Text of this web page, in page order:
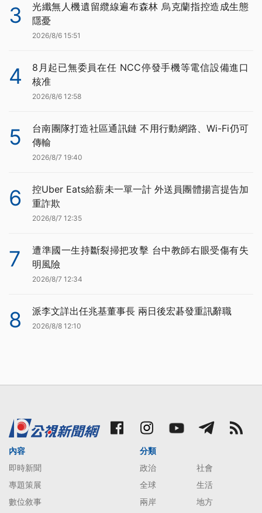
3
光纖無人機遺留纜線遍布森林 烏克蘭指控造成生態
隱憂
2026/8/6 15:51
4
8月起已無委員在任 NCC停發手機等電信設備進口
核准
2026/8/6 12:58
5
台南團隊打造社區通訊鏈 不用行動網路、Wi-Fi仍可
傳輸
2026/8/7 19:40
6
控Uber Eats給薪未一單一計 外送員團體揚言提告加
重詐欺
2026/8/7 12:35
7
遭準國一生持斷裂掃把攻擊 台中教師右眼受傷有失
明風險
2026/8/7 12:34
8 派李文詳出任兆基董事長 兩日後宏碁發重訊辭職
2026/8/8 12:10
內容
即時新聞
專題策展
數位敘事
分類
政治
社會
全球
生活
兩岸
地方